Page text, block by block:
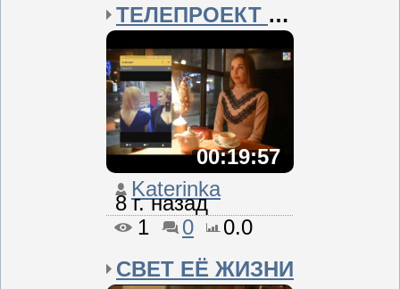
ТЕЛЕПРОЕКТ «ОЛИМПИЙСКИЙ...
00:19:57
Katerinka
8 г. назад
1
0
0.0
СВЕТ ЕЁ ЖИЗНИ